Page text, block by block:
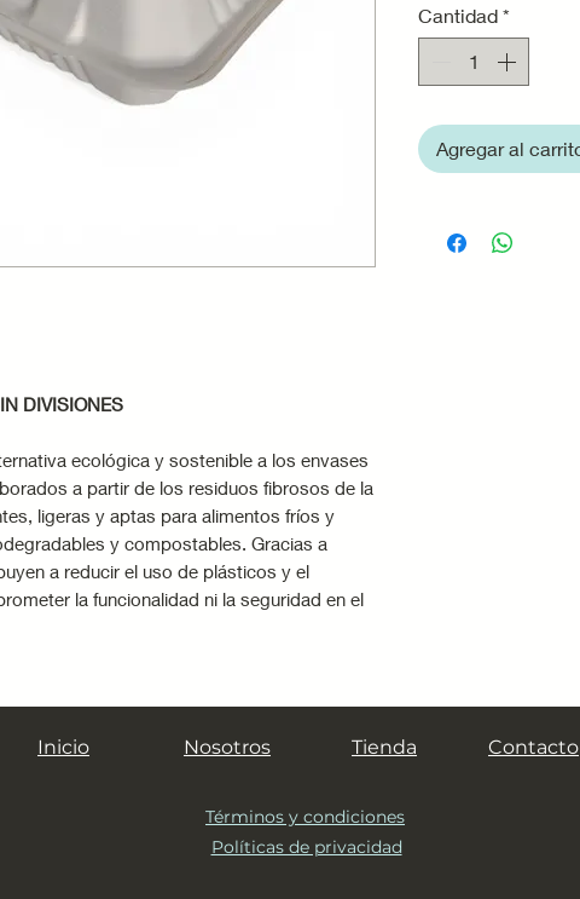
DIVISIONES
ecológica y sostenible a los envases
a partir de los residuos fibrosos de la
ligeras y aptas para alimentos fríos y
y compostables. Gracias a
a reducir el uso de plásticos y el
la funcionalidad ni la seguridad en el
Cantidad *
Agregar al
Inicio Nosotros Tienda Contacto
Términos y condiciones
Políticas de privacidad